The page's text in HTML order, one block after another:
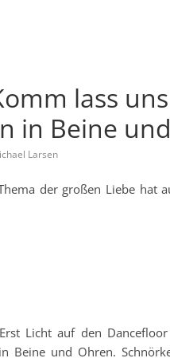
lass
in Beine
Larsen
der großen Liebe hat
Licht auf den
in Beine und Ohren.